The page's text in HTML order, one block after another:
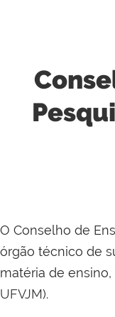
O Conselho de
órgão técnico de
matéria de
UFVJM).